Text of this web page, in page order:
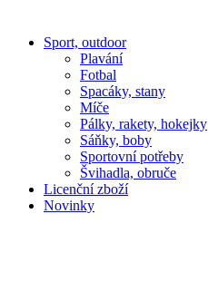
Sport, outdoor
Plavání
Fotbal
Spacáky, stany
Míče
Pálky, rakety, hokejky
Sáňky, boby
Sportovní potřeby
Švihadla, obruče
Licenční zboží
Novinky